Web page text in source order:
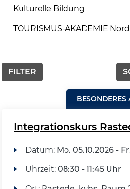
Kulturelle Bildung
TOURISMUS-AKADEMIE
FILTER
BESONDERES
Integrationskurs
Datum: Mo. 05.10.2026 - Fr.
Uhrzeit: 08:30 - 11:45 Uhr